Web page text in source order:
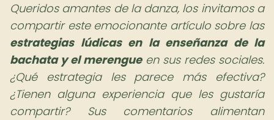
Queridos amantes de la danza, los invitamos a
compartir este emocionante artículo sobre las
estrategias lúdicas en la enseñanza de la
bachata y el merengueen sus redes sociales.
¿Qué estrategia les parece más efectiva?
¿Tienen alguna experiencia que les gustaría
compartir? Sus comentarios alimentan